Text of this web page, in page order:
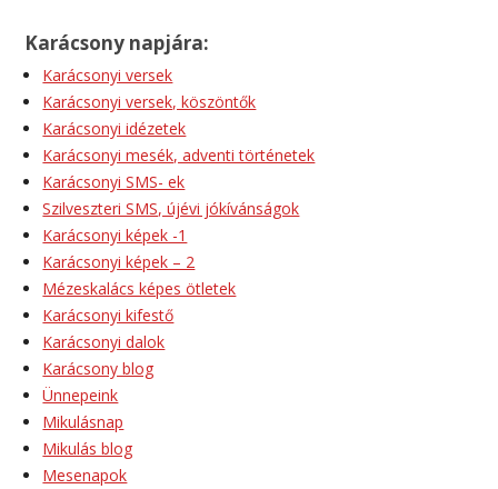
Karácsony napjára:
Karácsonyi versek
Karácsonyi versek, köszöntők
Karácsonyi idézetek
Karácsonyi mesék, adventi történetek
Karácsonyi SMS- ek
Szilveszteri SMS, újévi jókívánságok
Karácsonyi képek -1
Karácsonyi képek – 2
Mézeskalács képes ötletek
Karácsonyi kifestő
Karácsonyi dalok
Karácsony blog
Ünnepeink
Mikulásnap
Mikulás blog
Mesenapok